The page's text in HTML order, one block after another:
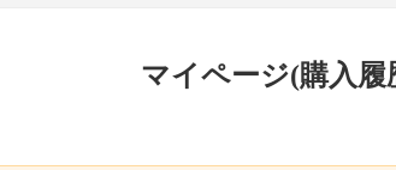
マイページ(購入